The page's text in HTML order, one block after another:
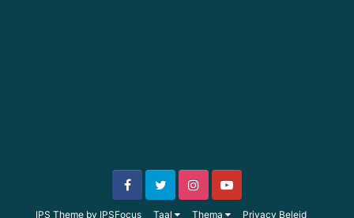
IPS Theme by IPSFocus Taal Thema Privacy Beleid